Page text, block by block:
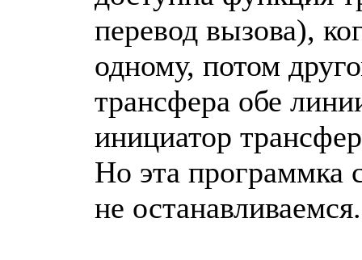
перевод вызова),
одному, потом
трансфера обе
инициатор
Но эта программка
не останавливаемся.